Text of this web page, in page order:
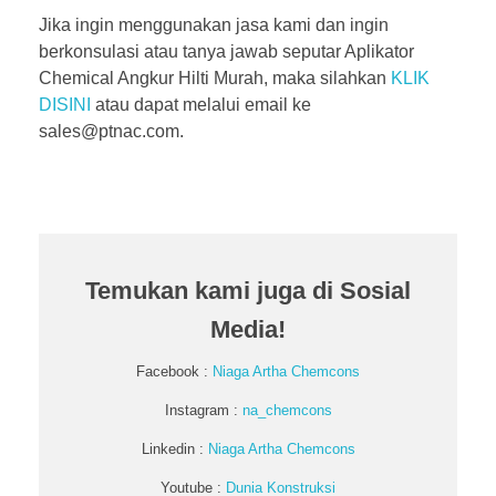
Jika ingin menggunakan jasa kami dan ingin
berkonsulasi atau tanya jawab seputar Aplikator
Chemical Angkur Hilti Murah, maka silahkan KLIK
DISINI
atau dapat melalui email ke
sales@ptnac.com.
Temukan kami juga di Sosial
Media!
Facebook : Niaga Artha Chemcons
Instagram : na_chemcons
Linkedin : Niaga Artha Chemcons
Youtube : Dunia Konstruksi